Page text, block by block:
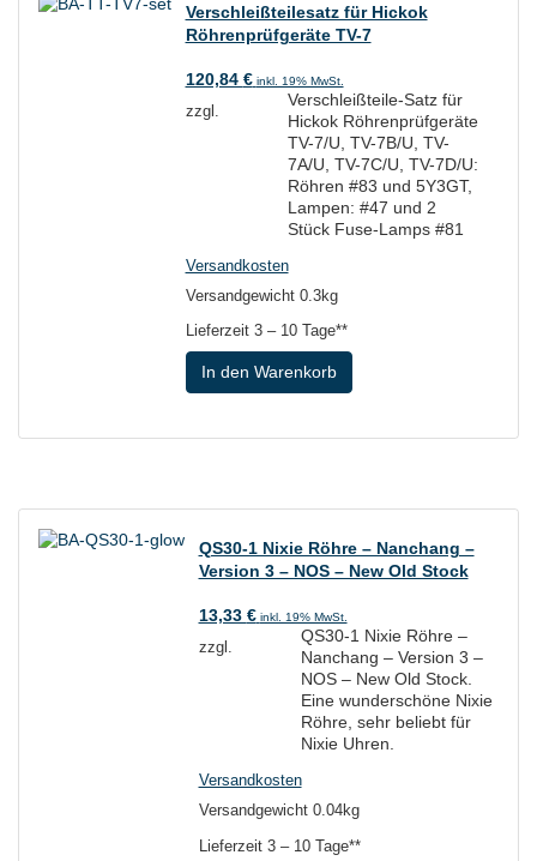
Verschleißteilesatz für Hickok
Röhrenprüfgeräte TV-7
120,84 € inkl. 19% MwSt.
Verschleißteile-Satz für
Hickok Röhrenprüfgeräte
TV-7/U, TV-7B/U, TV-
7A/U, TV-7C/U, TV-7D/U:
Röhren #83 und 5Y3GT,
Lampen: #47 und 2
Stück Fuse-Lamps #81
zzgl.
Versandkosten
Versandgewicht 0.3kg
Lieferzeit 3 – 10 Tage**
In den Warenkorb
QS30-1 Nixie Röhre – Nanchang –
Version 3 – NOS – New Old Stock
13,33 € inkl. 19% MwSt.
QS30-1 Nixie Röhre –
Nanchang – Version 3 –
NOS – New Old Stock.
Eine wunderschöne Nixie
Röhre, sehr beliebt für
Nixie Uhren.
zzgl.
Versandkosten
Versandgewicht 0.04kg
Lieferzeit 3 – 10 Tage**